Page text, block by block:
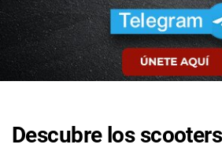
Descubre los